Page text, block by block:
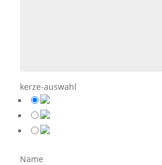
kerze-auswahl
Name